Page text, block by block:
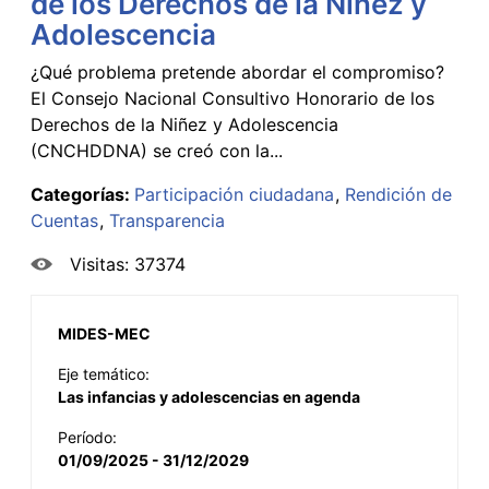
Adolescencia
¿Qué problema pretende abordar el compromiso?
El Consejo Nacional Consultivo Honorario de los
Derechos de la Niñez y Adolescencia
(CNCHDDNA) se creó con la...
Categorías: Participación ciudadana Rendición de
Cuentas Transparencia
Visitas: 37374
MIDES-MEC
Eje temático:
Las infancias y adolescencias en agenda
Período:
01/09/2025 - 31/12/2029